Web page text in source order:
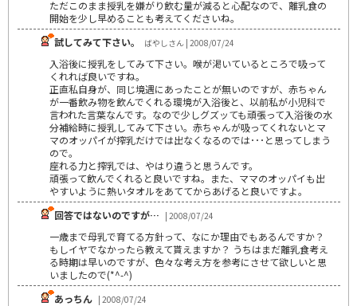
ただこのまま授乳を嫌がり飲む量が減ると心配なので、離乳食の
開始を少し早めることも考えてくださいね。
試してみて下さい。
ばやしさん | 2008/07/24
入浴後に授乳をしてみて下さい。喉が渇いているところで吸って
くれれば良いですね。
正直私自身が、同じ境遇にあったことが無いのですが、赤ちゃん
が一番飲み物を飲んでくれる環境が入浴後と、以前私が小児科で
言われた言葉なんです。なので少しグズッても頑張って入浴後の水
分補給時に授乳してみて下さい。赤ちゃんが吸ってくれないとマ
マのオッパイが搾乳だけでは出なくなるのでは･･･と思ってしまう
ので。
座れる力と搾乳では、やはり違うと思うんです。
頑張って飲んでくれると良いですね。また、ママのオッパイも出
やすいように熱いタオルをあててからあげると良いですよ。
回答ではないのですが… | 2008/07/24
一歳まで母乳で育てる方針って、なにか理由でもあるんですか？
もしイヤでなかったら教えて貰えますか？ うちはまだ離乳食考え
る時期は早いのですが、色々な考え方を参考にさせて欲しいと思
いましたので(*^-^)
あっちん | 2008/07/24